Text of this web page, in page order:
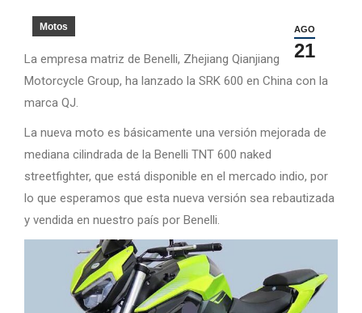
AGO
21
Motos
La empresa matriz de Benelli, Zhejiang Qianjiang
Motorcycle Group, ha lanzado la SRK 600 en China con la
marca QJ.
La nueva moto es básicamente una versión mejorada de
mediana cilindrada de la Benelli TNT 600 naked
streetfighter, que está disponible en el mercado indio, por
lo que esperamos que esta nueva versión sea rebautizada
y vendida en nuestro país por Benelli.